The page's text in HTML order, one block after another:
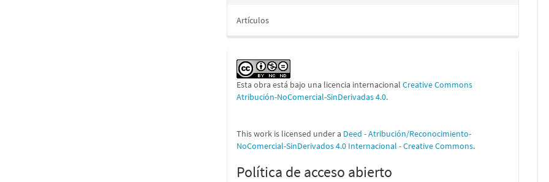
Artículos
Esta obra está bajo una licencia internacionalCreative Commons
Atribución-NoComercial-SinDerivadas 4.0.
This work is licensed under a Deed - Atribución/Reconocimiento-
NoComercial-SinDerivados 4.0 Internacional - Creative Commons.
Política de acceso abierto